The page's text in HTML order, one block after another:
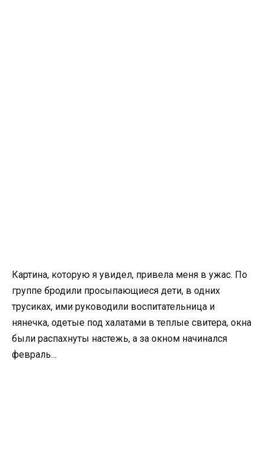
Картина, которую я увидел, привела меня в ужас. По
группе бродили просыпающиеся дети, в одних
трусиках, ими руководили воспитательница и
нянечка, одетые под халатами в теплые свитера, окна
были распахнуты настежь, а за окном начинался
февраль…